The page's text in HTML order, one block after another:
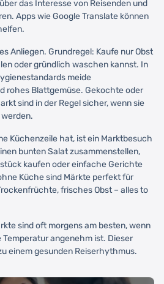
das Interesse von Reisenden und
Apps wie Google Translate können
Anliegen. Grundregel: Kaufe nur Obst
oder gründlich waschen kannst. In
meide
rohes Blattgemüse. Gekochte oder
sind in der Regel sicher, wenn sie
Küchenzeile hat, ist ein Marktbesuch
bunten Salat zusammenstellen,
kaufen oder einfache Gerichte
Küche sind Märkte perfekt für
frisches Obst – alles to
sind oft morgens am besten, wenn
angenehm ist. Dieser
einem gesunden Reiserhythmus.